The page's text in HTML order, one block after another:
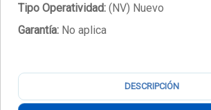
Tipo Operatividad: (NV) Nuevo
Garantía: No aplica
DESCRIPCIÓN